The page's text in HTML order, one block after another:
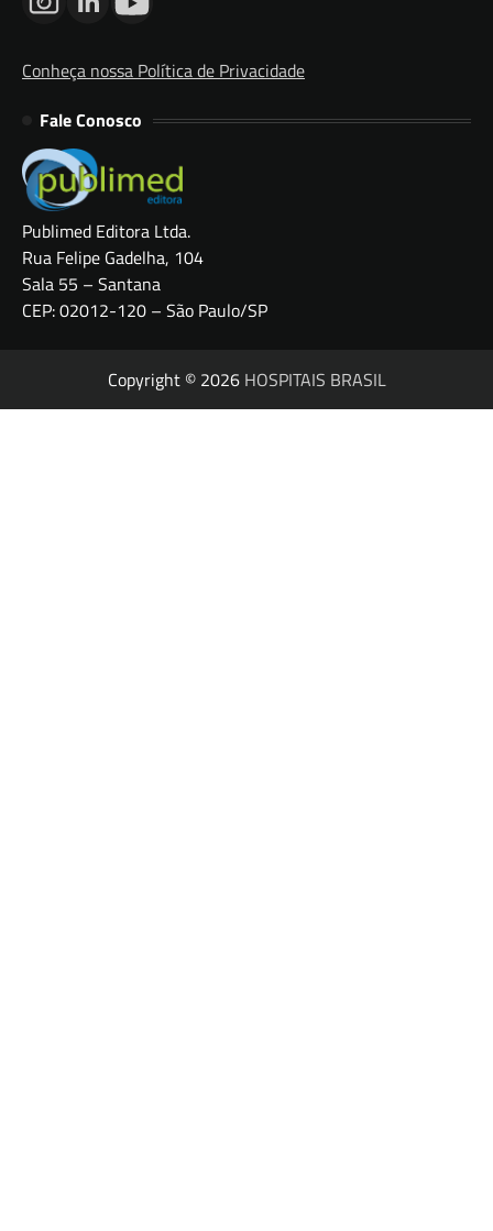
Conheça nossa Política de Privacidade
Fale Conosco
Publimed Editora Ltda.
Rua Felipe Gadelha, 104
Sala 55 – Santana
CEP: 02012-120 – São Paulo/SP
Copyright © 2026 HOSPITAIS BRASIL